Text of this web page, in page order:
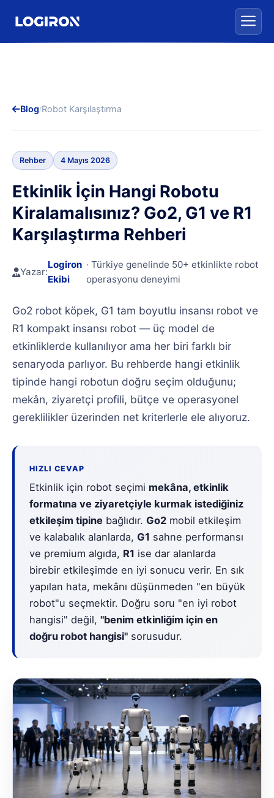
Blog/Robot Karşılaştırma
Rehber 4 Mayıs 2026
Etkinlik İçin Hangi Robotu
Kiralamalısınız? Go2, G1 ve R1
Karşılaştırma Rehberi
Yazar:
Logiron
Ekibi
· Türkiye genelinde 50+ etkinlikte robot
operasyonu deneyimi
Go2 robot köpek, G1 tam boyutlu insansı robot ve
R1 kompakt insansı robot — üç model de
etkinliklerde kullanılıyor ama her biri farklı bir
senaryoda parlıyor. Bu rehberde hangi etkinlik
tipinde hangi robotun doğru seçim olduğunu;
mekân, ziyaretçi profili, bütçe ve operasyonel
gereklilikler üzerinden net kriterlerle ele alıyoruz.
HIZLI CEVAP
Etkinlik için robot seçimi mekâna, etkinlik
formatına ve ziyaretçiyle kurmak istediğiniz
etkileşim tipine bağlıdır. Go2 mobil etkileşim
ve kalabalık alanlarda, G1 sahne performansı
ve premium algıda, R1 ise dar alanlarda
birebir etkileşimde en iyi sonucu verir. En sık
yapılan hata, mekânı düşünmeden "en büyük
robot"u seçmektir. Doğru soru "en iyi robot
hangisi" değil, "benim etkinliğim için en
doğru robot hangisi" sorusudur.